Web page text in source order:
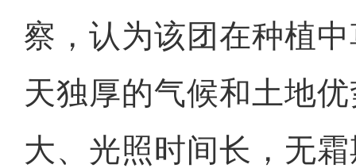
察，认为该团在种植
天独厚的气候和土地
大、光照时间长，无